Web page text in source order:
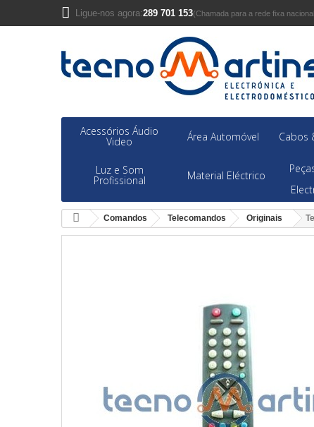
Ligue-nos agora:289 701 153(Chamada para a rede fixa
Acessórios Áudio
Video Área Automóvel Cabos
Luz e Som
Profissional Material Eléctrico
Comandos Telecomandos Originais